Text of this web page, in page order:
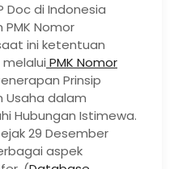
Doc di Indonesia
Nomor
ini ketentuan
PMK Nomor
Prinsip
Usaha dalam
Hubungan Istimewa.
29 Desember
aspek